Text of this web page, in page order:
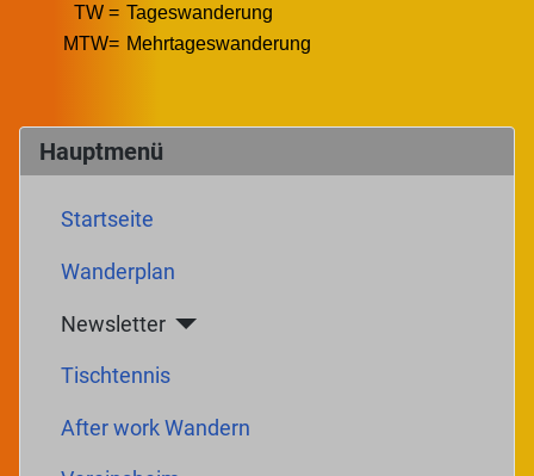
Hauptmenü
Startseite
Wanderplan
Newsletter
Tischtennis
After work Wandern
TW = Tageswanderung
MTW= Mehrtageswanderung